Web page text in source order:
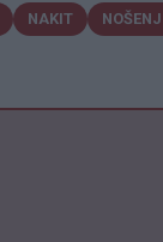
NAKIT